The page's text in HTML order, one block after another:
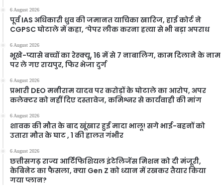
6 August 2026
पूर्व IAS अधिकारी ध्रुव की जमानत याचिका खारिज, हाई कोर्ट ने
CGPSC घोटाले में कहा, ‘पेपर लीक करना हत्या से भी बड़ा अपराध
6 August 2026
भूखे-प्यासे बच्चों का रेस्क्यू, 16 में से 7 नाबालिग, काम दिलाने के नाम
पर ले गए रायपुर, फिर भेजा दुर्ग
6 August 2026
प्रभारी DEO मनीराम यादव पर करोड़ों के घोटाले का आरोप, अपर
कलेक्टर को नहीं दिए दस्तावेज, कमिश्नर से कार्यवाही की मांग
6 August 2026
शावक की मौत के बाद खूंखार हुई मादा भालू! सगे भाई-बहनों को
उतारा मौत के घाट , 1 की हालत गंभीर
6 August 2026
छत्तीसगढ़ राज्य आर्टिफिशियल इंटेलिजेंस मिशन को दी मंजूरी,
केबिनेट का फैसला, क्या Gen Z को ध्यान में रखकर तैयार किया
गया प्लान?